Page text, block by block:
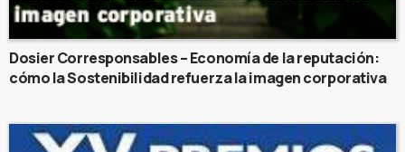
Dosier Corresponsables – Economía de la reputación:
cómo la Sostenibilidad refuerza la imagen corporativa